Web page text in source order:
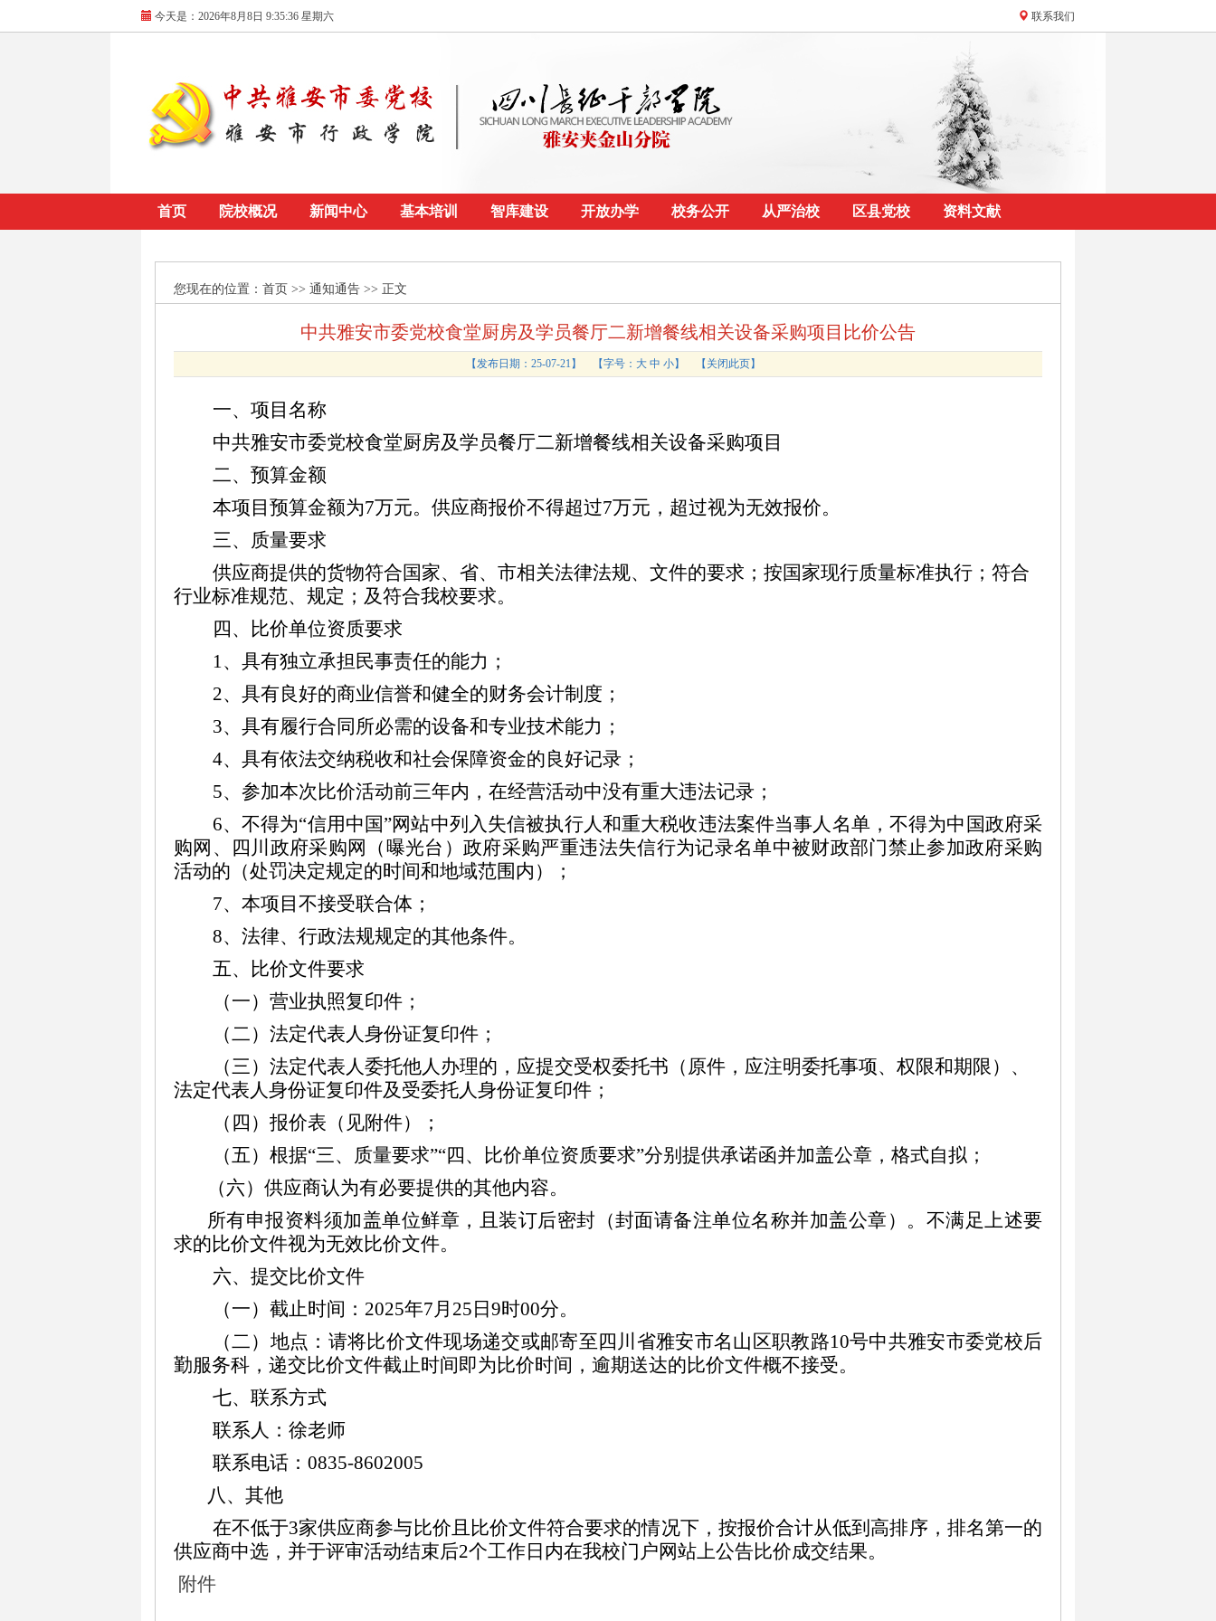
今天是： 2026年8月8日 9:35:37 星期六 联系我们
首页 院校概况 新闻中心 基本培训 智库建设 开放办学 校务公开 从严治校 区县党校 资料文献
您现在的位置： 首页 >> 通知通告 >> 正文
中共雅安市委党校食堂厨房及学员餐厅二新增餐线相关设备采购项目比价公告
【发布日期：25-07-21】 【字号： 大 中 小】 【 关闭此页】
一、 项目名称
中共雅安市委党校食堂厨房及学员餐厅二新增餐线相关设备采购项目
二、预算金额
本项目预算金额为7万元。供应商报价不得超过7万元，超过视为无效报价。
三、质量要求
供应商提供的货物符合国家、省、市相关法律法规、文件的要求；按国家现行质量标准执行；符合
行业标准规范、规定；及符合我校要求。
四、比价单位资质要求
1、具有独立承担民事责任的能力；
2、具有良好的商业信誉和健全的财务会计制度；
3、具有履行合同所必需的设备和专业技术能力；
4、具有依法交纳税收和社会保障资金的良好记录；
5、参加本次比价活动前三年内，在经营活动中没有重大违法记录；
6、不得为“信用中国”网站中列入失信被执行人和重大税收违法案件当事人名单，不得为中国政府采
购网、四川政府采购网（曝光台）政府采购严重违法失信行为记录名单中被财政部门禁止参加政府采购
活动的（处罚决定规定的时间和地域范围内）；
7、本项目不接受联合体；
8、法律、行政法规规定的其他条件。
五、比价文件要求
（一） 营业执照复印件；
（二） 法定代表 人身份证复印件；
（三 ） 法定代表人委托他人办理的，应提交受权委托书（原件，应注明委托事项、权限和期限） 、
法定代表 人身份证复印件及 受委托人身份证复印件 ；
（ 四 ） 报价表 （见附件）；
（五） 根据“三、质量要求”“四、比价单位资质要求”分别提供承诺函并加盖公章，格式自拟；
（六） 供应商认为有必要提供的其他内容。
所有申报资料须加盖单位鲜章，且装订后密封（封面请备注单位名称并加盖公章）。不满足上述要
求的比价文件视为无效比价文件。
六、 提交比价文件
（一） 截止时间：2025年7月25日9时00分。
（二）地点：请将比价文件现场递交或邮寄至四川省雅安市名山区职教路10号中共雅安市委党校后
勤服务科，递交比价文件截止时间即为比价时间，逾期送达的比价文件概不接受。
七、联系方式
联系人：徐老师
联系电话：0835-8602005
八、其他
在不低于3家供应商参与比价 且比价文件符合要求的情况下，按报价合计从低到高排序， 排名第一的
供应商中选， 并于评审活动结束后2个工作日内在我校门户网站上公告比价成交结果。
附件